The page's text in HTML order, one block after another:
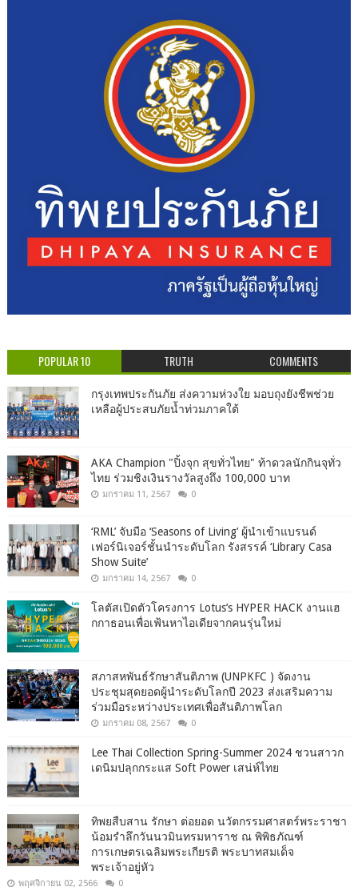
POPULAR 10 TRUTH COMMENTS
กรุงเทพประกันภัย ส่งความห่วงใย มอบถุงยังชีพช่วย
เหลือผู้ประสบภัยน้ำท่วมภาคใต้
AKA Champion "ปิ้งจุก สุขทั่วไทย" ท้าดวลนักกินจุทั่ว
ไทย ร่วมชิงเงินรางวัลสูงถึง 100,000 บาท
มกราคม 11, 2567 0
‘RML’ จับมือ ‘Seasons of Living’ ผู้นำเข้าแบรนด์
เฟอร์นิเจอร์ชั้นนำระดับโลก รังสรรค์ ‘Library Casa
Show Suite’
มกราคม 14, 2567 0
โลตัสเปิดตัวโครงการ Lotus’s HYPER HACK งานแฮ
กกาธอนเพื่อเฟ้นหาไอเดียจากคนรุ่นใหม่
สภาสหพันธ์รักษาสันติภาพ (UNPKFC ) จัดงาน
ประชุมสุดยอดผู้นำระดับโลกปี 2023 ส่งเสริมความ
ร่วมมือระหว่างประเทศเพื่อสันติภาพโลก
มกราคม 08, 2567 0
Lee Thai Collection Spring-Summer 2024 ชวนสาวก
เดนิมปลุกกระแส Soft Power เสน่ห์ไทย
ทิพยสืบสาน รักษา ต่อยอด นวัตกรรมศาสตร์พระราชา
น้อมรำลึกวันนวมินทรมหาราช ณ พิพิธภัณฑ์
การเกษตรเฉลิมพระเกียรติ พระบาทสมเด็จ
พระเจ้าอยู่หัว
พฤศจิกายน 02, 2566 0